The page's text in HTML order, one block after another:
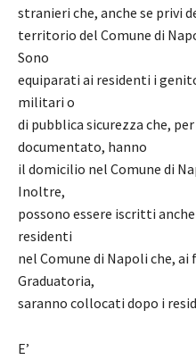
stranieri che, anche se privi
territorio del Comune di
Sono
equiparati ai residenti i
militari o
di pubblica sicurezza che,
documentato, hanno
il domicilio nel Comune di
Inoltre,
possono essere iscritti
residenti
nel Comune di Napoli che,
Graduatoria,
saranno collocati dopo i
E’